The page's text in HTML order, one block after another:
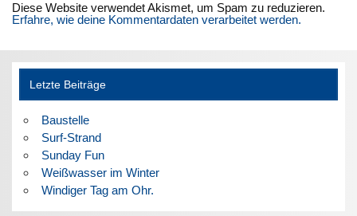
Diese Website verwendet Akismet, um Spam zu reduzieren.
Erfahre, wie deine Kommentardaten verarbeitet werden.
Letzte Beiträge
Baustelle
Surf-Strand
Sunday Fun
Weißwasser im Winter
Windiger Tag am Ohr.